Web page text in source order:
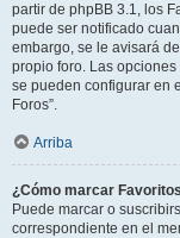
partir de phpBB 3.1, los
puede ser notificado
embargo, se le avisará
propio foro. Las
se pueden configurar en
Foros”.
Arriba
¿Cómo marcar
Puede marcar o
correspondiente en el